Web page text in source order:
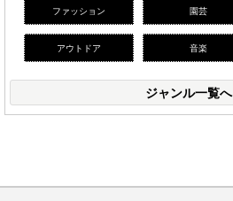
ファッション 園芸
アウトドア 音楽
ジャンル一覧へ